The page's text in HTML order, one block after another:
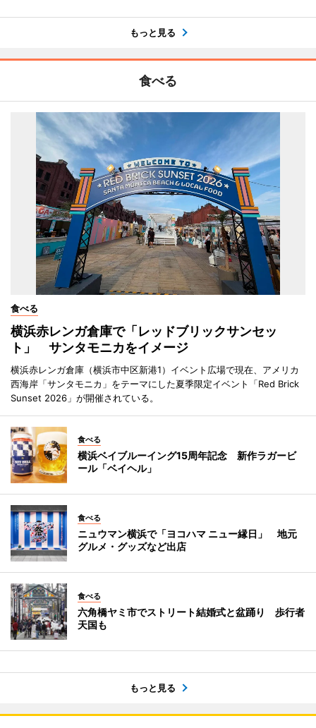
もっと見る
食べる
食べる
横浜赤レンガ倉庫で「レッドブリックサンセッ
ト」 サンタモニカをイメージ
横浜赤レンガ倉庫（横浜市中区新港1）イベント広場で現在、アメリカ
西海岸「サンタモニカ」をテーマにした夏季限定イベント「Red Brick
Sunset 2026」が開催されている。
食べる
横浜ベイブルーイング15周年記念 新作ラガービ
ール「ベイヘル」
食べる
ニュウマン横浜で「ヨコハマ ニュー縁日」 地元
グルメ・グッズなど出店
食べる
六角橋ヤミ市でストリート結婚式と盆踊り 歩行者
天国も
もっと見る